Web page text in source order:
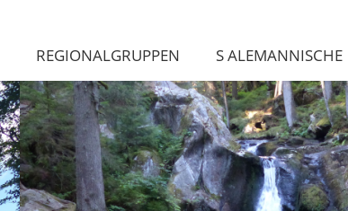
REGIONALGRUPPEN S ALEMANNISCHE